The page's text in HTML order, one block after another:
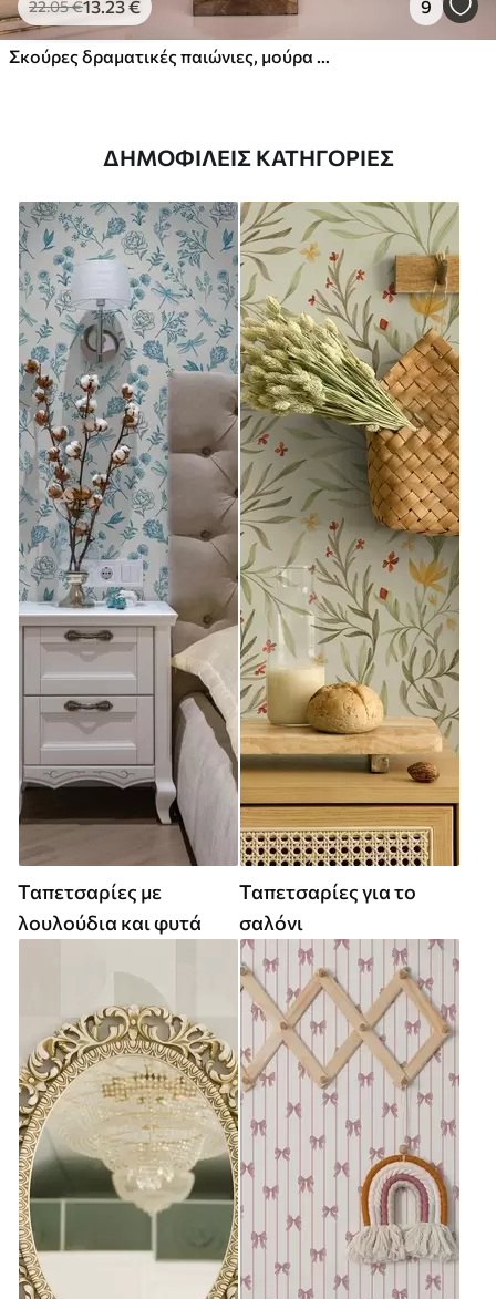
22.05€13.23€ 9
Σκούρες δραματικές παιώνιες, μούρα και πεταλούδα σε μαύρο φόντο
ΔΗΜΟΦΙΛΕΊΣ ΚΑΤΗΓΟΡΊΕΣ
Ταπετσαρίες με
λουλούδια και φυτά
Ταπετσαρίες για το
σαλόνι